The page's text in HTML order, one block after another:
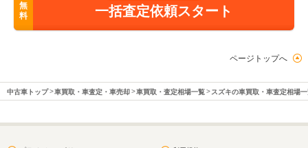
無
料
一括査定依頼スタート
ページトップへ
中古車トップ 車買取・車査定・車売却 車買取・査定相場一覧 スズキの車買取・車査定相場